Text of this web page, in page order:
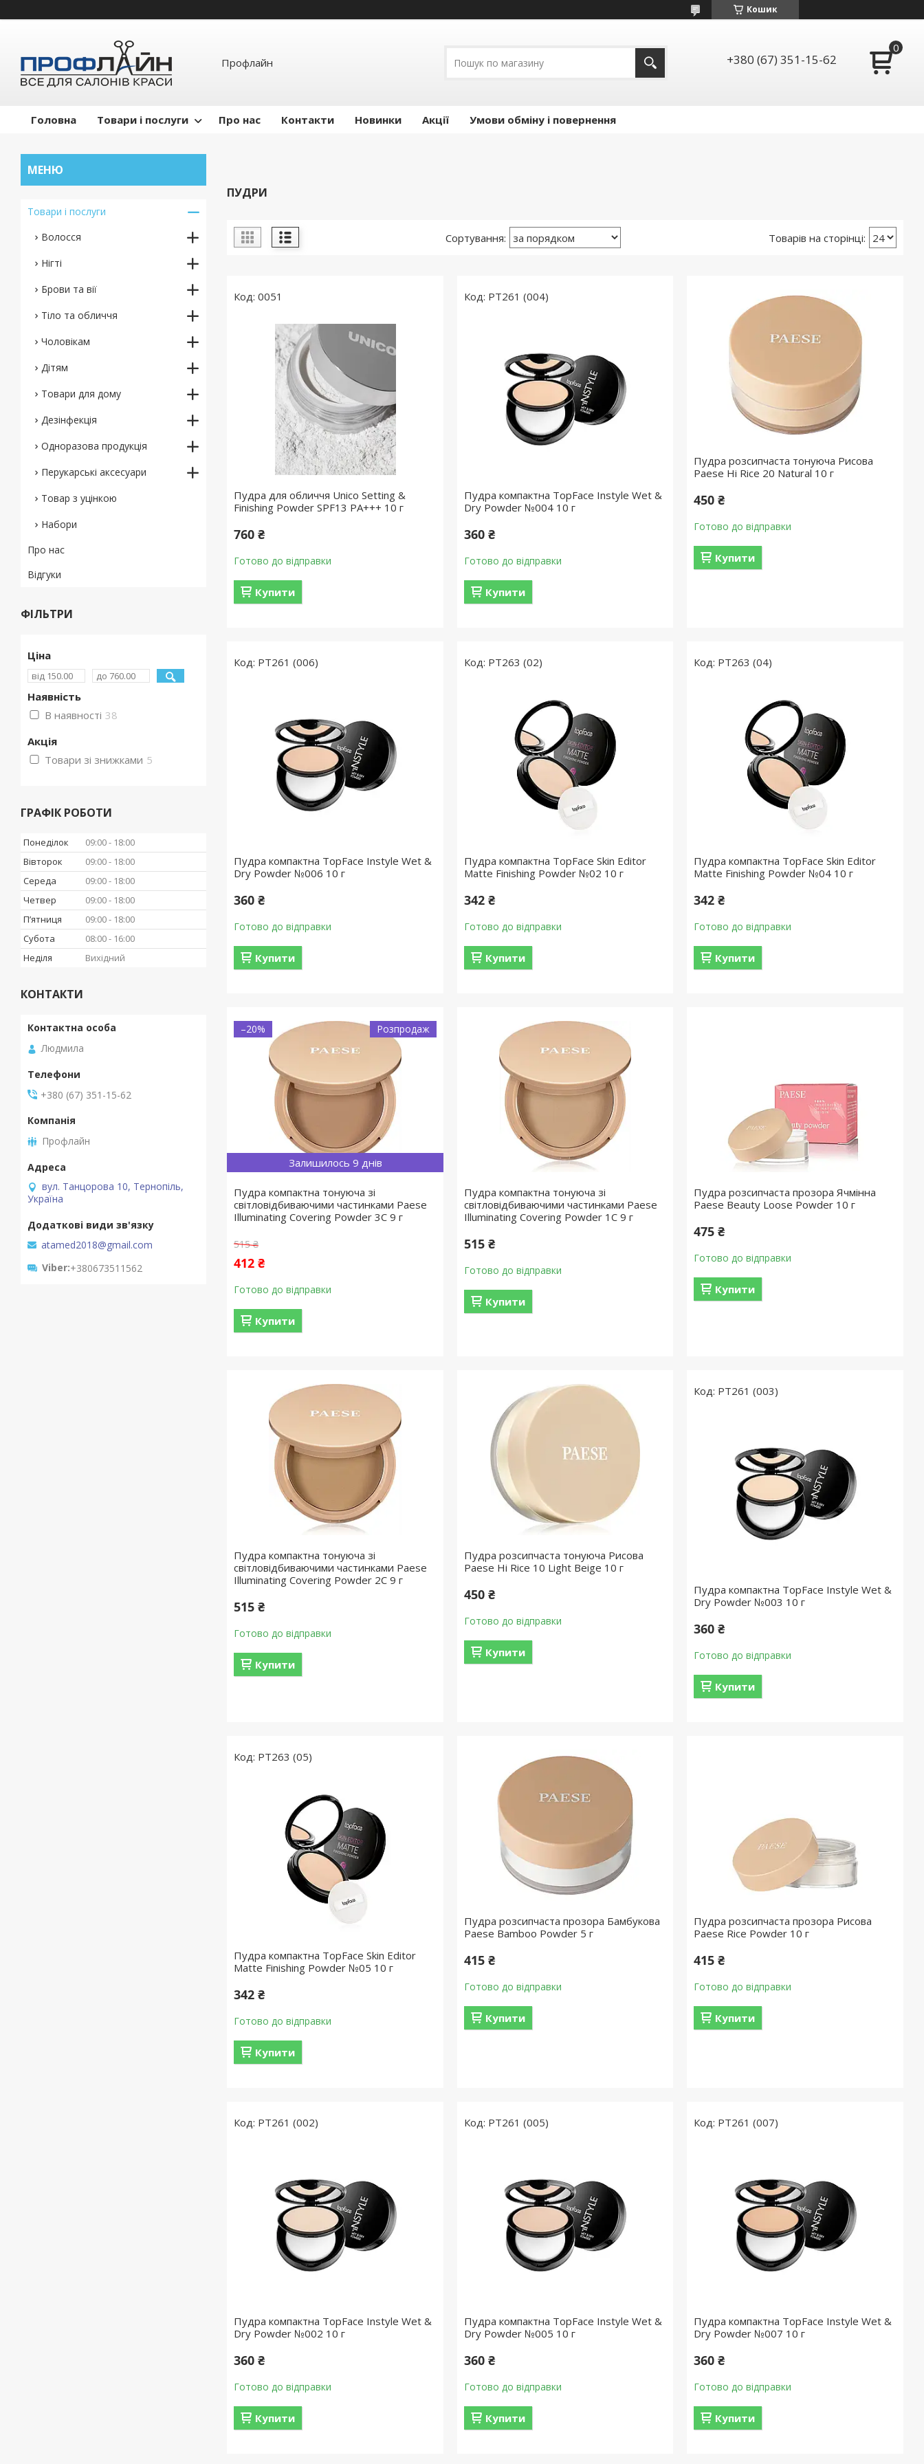
Кошик
Профлайн +380 (67) 351-15-62
Головна Товари і послуги Про нас Контакти Новинки Акції Умови обміну і повернення
ПУДРИ
0051
Пудра для обличчя Unico Setting &
Finishing Powder SPF13 PA+++ 10 г
760 ₴
Готово до відправки
Купити
PT261 (004)
Пудра компактна TopFace Instyle Wet &
Dry Powder №004 10 г
360 ₴
Готово до відправки
Купити
Пудра розсипчаста тонуюча Рисова
Paese Hi Rice 20 Natural 10 г
450 ₴
Готово до відправки
Купити
PT261 (006)
Пудра компактна TopFace Instyle Wet &
Dry Powder №006 10 г
360 ₴
Готово до відправки
Купити
PT263 (02)
Пудра компактна TopFace Skin Editor
Matte Finishing Powder №02 10 г
342 ₴
Готово до відправки
Купити
PT263 (04)
Пудра компактна TopFace Skin Editor
Matte Finishing Powder №04 10 г
342 ₴
Готово до відправки
Купити
Залишилось 9 днів
Розпродаж
–20%
Пудра компактна тонуюча зі
світловідбиваючими частинками Paese
Illuminating Covering Powder 3C 9 г
515 ₴
412 ₴
Готово до відправки
Купити
Пудра компактна тонуюча зі
світловідбиваючими частинками Paese
Illuminating Covering Powder 1C 9 г
515 ₴
Готово до відправки
Купити
Пудра розсипчаста прозора Ячмінна
Paese Beauty Loose Powder 10 г
475 ₴
Готово до відправки
Купити
Пудра компактна тонуюча зі
світловідбиваючими частинками Paese
Illuminating Covering Powder 2C 9 г
515 ₴
Готово до відправки
Купити
Пудра розсипчаста тонуюча Рисова
Paese Hi Rice 10 Light Beige 10 г
450 ₴
Готово до відправки
Купити
PT261 (003)
Пудра компактна TopFace Instyle Wet &
Dry Powder №003 10 г
360 ₴
Готово до відправки
Купити
PT263 (05)
Пудра компактна TopFace Skin Editor
Matte Finishing Powder №05 10 г
342 ₴
Готово до відправки
Купити
Пудра розсипчаста прозора Бамбукова
Paese Bamboo Powder 5 г
415 ₴
Готово до відправки
Купити
Пудра розсипчаста прозора Рисова
Paese Rice Powder 10 г
415 ₴
Готово до відправки
Купити
PT261 (002)
Пудра компактна TopFace Instyle Wet &
Dry Powder №002 10 г
360 ₴
Готово до відправки
Купити
PT261 (005)
Пудра компактна TopFace Instyle Wet &
Dry Powder №005 10 г
360 ₴
Готово до відправки
Купити
PT261 (007)
Пудра компактна TopFace Instyle Wet &
Dry Powder №007 10 г
360 ₴
Готово до відправки
Купити
Товари і послуги
Волосся
Нігті
Брови та вії
Тіло та обличчя
Чоловікам
Дітям
Товари для дому
Дезінфекція
Одноразова продукція
Перукарські аксесуари
Товар з уцінкою
Набори
Про нас
Відгуки
ФІЛЬТРИ
Ціна
Наявність
В наявності 38
Акція
Товари зі знижками 5
ГРАФІК РОБОТИ
Понеділок 09:00
18:00
Вівторок
09:00
18:00
Середа
09:00
18:00
Четвер
09:00
18:00
Пʼятниця
09:00
18:00
Субота
08:00
16:00
Неділя
Вихідний
КОНТАКТИ
Людмила
+380 (67) 351-15-62
Профлайн
вул. Танцорова 10, Тернопіль,
Україна
atamed2018@gmail.com
Viber +380673511562